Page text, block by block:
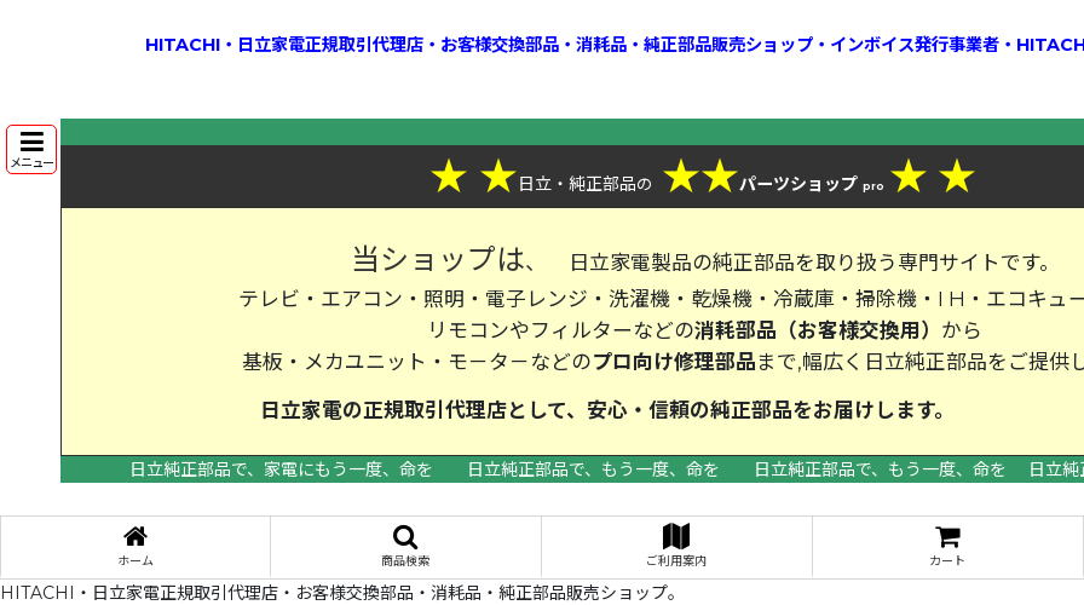
HITACHI・日立家電正規取引代理店・お客様交換部品・消耗品・純正部品販売ショップ・インボイス発行事業者・
メニュー ★ ★日立・純正部品の ★★パーツショップ pro ★ ★
当ショップは、
日立家電製品の純正部品を取り扱う専門サイトです。
テレビ・エアコン・照明・電子レンジ・洗濯機・乾燥機・冷蔵庫・掃除機・I H・エコキュ
リモコンやフィルターなどの消耗部品（お客様交換用） から
基板・メカユニット・モ－タ－などのプロ向け修理部品 まで,幅広く日立純正部品をご提供
日立家電の正規取引代理店として、安心・信頼の純正部品をお届
日立純正部品で、家電にもう一度、命を
日立純正部品で、もう一度、命を 日立純正部品で、もう一度、命を 日立純
ホーム 商品検索 ご利用案内 カート
HITACHI・日立家電正規取引代理店・お客様交換部品・消耗品・純正部品販売ショップ。